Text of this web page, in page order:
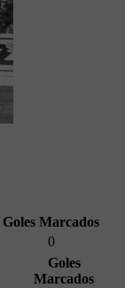
Goles Marcados
0
Goles
Marcados